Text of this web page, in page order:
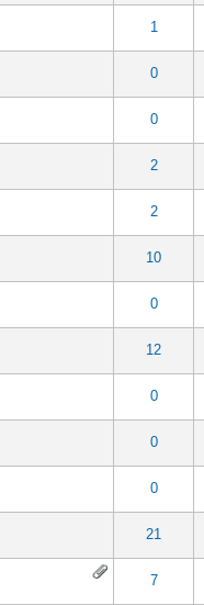
1
0
0
2
2
10
0
12
0
0
0
21
7